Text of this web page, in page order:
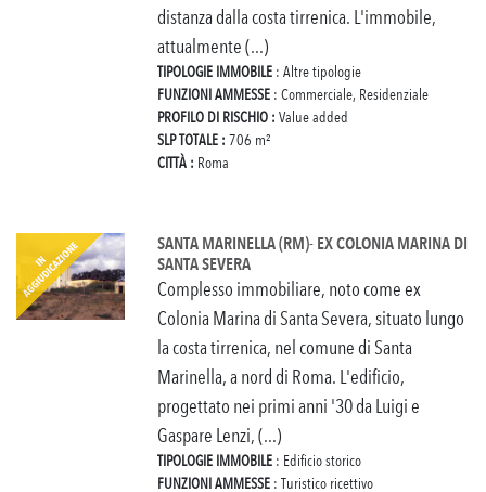
distanza dalla costa tirrenica. L'immobile,
attualmente (...)
TIPOLOGIE IMMOBILE : Altre tipologie
FUNZIONI AMMESSE : Commerciale, Residenziale
PROFILO DI RISCHIO : Value added
SLP TOTALE : 706 m²
CITTÀ : Roma
SANTA MARINELLA (RM)- EX COLONIA MARINA DI
SANTA SEVERA
Complesso immobiliare, noto come ex
Colonia Marina di Santa Severa, situato lungo
la costa tirrenica, nel comune di Santa
Marinella, a nord di Roma. L'edificio,
progettato nei primi anni '30 da Luigi e
Gaspare Lenzi, (...)
TIPOLOGIE IMMOBILE : Edificio storico
FUNZIONI AMMESSE : Turistico ricettivo